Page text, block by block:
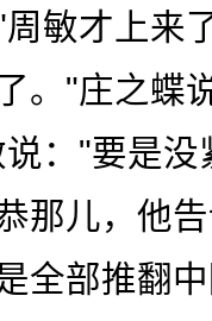
敏才上来
。"庄之蝶
："要是
那儿，他
全部推翻